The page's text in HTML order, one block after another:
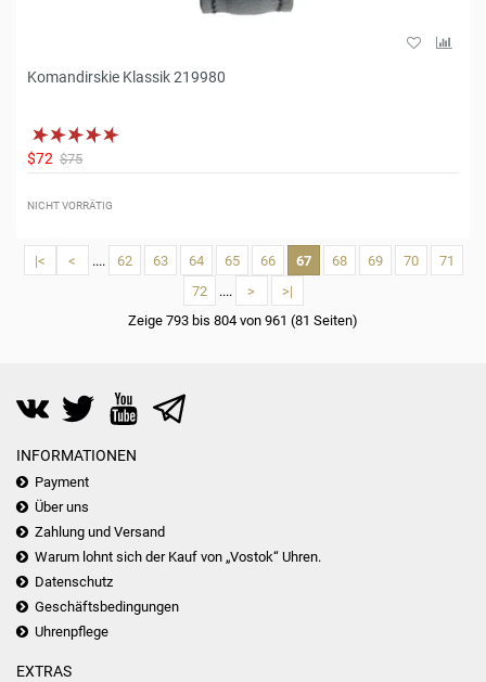
Komandirskie Klassik 219980
$72 $75
NICHT VORRÄTIG
|< < .... 62 63 64 65 66 67 68 69 70
71
72
.... >
>|
Zeige 793 bis 804 von 961 (81 Seiten)
INFORMATIONEN
Payment
Über uns
Zahlung und Versand
Warum lohnt sich der Kauf von „Vostok“ Uhren.
Datenschutz
Geschäftsbedingungen
Uhrenpflege
EXTRAS